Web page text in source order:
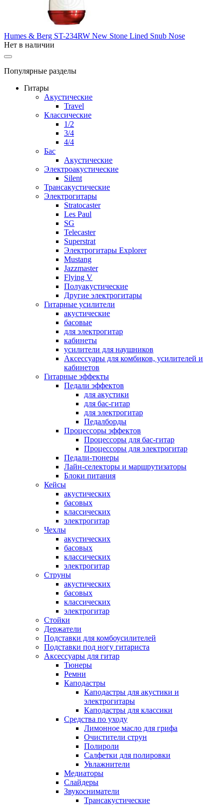
Humes & Berg ST-234RW New Stone Lined Snub Nose
Нет в наличии
Популярные разделы
Гитары
Акустические
Travel
Классические
1/2
3/4
4/4
Бас
Акустические
Электроакустические
Silent
Трансакустические
Электрогитары
Stratocaster
Les Paul
SG
Telecaster
Superstrat
Электрогитары Explorer
Mustang
Jazzmaster
Flying V
Полуакустические
Другие электрогитары
Гитарные усилители
акустические
басовые
для электрогитар
кабинеты
усилители для наушников
Аксессуары для комбиков, усилителей и
кабинетов
Гитарные эффекты
Педали эффектов
для акустики
для бас-гитар
для электрогитар
Педалборды
Процессоры эффектов
Процессоры для бас-гитар
Процессоры для электрогитар
Педали-тюнеры
Лайн-селекторы и маршрутизаторы
Блоки питания
Кейсы
акустических
басовых
классических
электрогитар
Чехлы
акустических
басовых
классических
электрогитар
Струны
акустических
басовых
классических
электрогитар
Стойки
Держатели
Подставки для комбоусилителей
Подставки под ногу гитариста
Аксессуары для гитар
Тюнеры
Ремни
Каподастры
Каподастры для акустики и
электрогитары
Каподастры для классики
Средства по уходу
Лимонное масло для грифа
Очистители струн
Полироли
Салфетки для полировки
Увлажнители
Медиаторы
Слайдеры
Звукосниматели
Трансакустические